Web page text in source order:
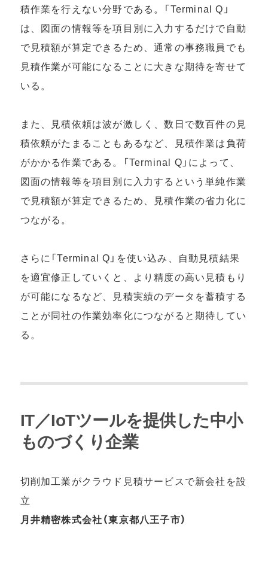
積作業を⾏えない分野である。「Terminal Q」
は、図⾯の情報等を項⽬別に⼊⼒するだけで⾃動
で⾒積額が算定できるため、通常の事務職員でも
⾒積作業が可能になることに⼤きな期待を寄せて
いる。
また、⾒積依頼は波が激しく、数⽇で数百件の⾒
積依頼がたまることもあるなど、⾒積作業は負荷
がかかる作業である。「Terminal Q」によって、
図⾯の情報等を項⽬別に⼊⼒するという単純作業
で⾒積額が算定できるため、⾒積作業の省⼒化に
つながる。
さらに「Terminal Q」を使い込み、⾃動⾒積結果
を適宜修正していくと、より精度の⾼い⾒積もり
が可能になるなど、⾒積実績のデータを蓄積する
ことが同社の作業効率化につながると期待してい
る。
IT／IoTツールを提供した中小
ものづくり企業
切削加⼯業がクラウド⾒積サービスで新会社を設
⽴
⽉井精密株式会社（東京都八王子市）